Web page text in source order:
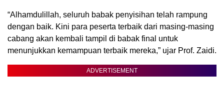
“Alhamdulillah, seluruh babak penyisihan telah rampung
dengan baik. Kini para peserta terbaik dari masing-masing
cabang akan kembali tampil di babak final untuk
menunjukkan kemampuan terbaik mereka,” ujar Prof. Zaidi.
ADVERTISEMENT